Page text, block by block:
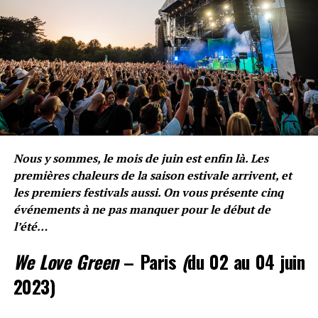
AlphaKilo
Voir toutes les publications
MOTS CLÉS USKY
SUIVANT
Dans son dernier clip, Ziak est dans une « Galerie »
NE RATEZ PAS
Les cinq meilleurs sons de l’été 2021, qu’il ne faut pas
manquer
AlphaKilo
Nous y sommes, le mois de juin est enfin là. Les
premières chaleurs de la saison estivale arrivent, et
les premiers festivals aussi. On vous présente cinq
événements à ne pas manquer pour le début de
l’été…
We Love Green– Paris (du 02 au 04 juin
2023)